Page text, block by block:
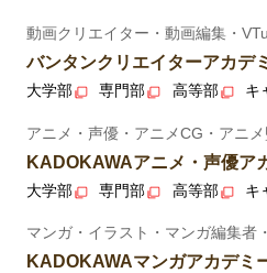
動画クリエイター・動画編集・
バンタンクリエイターアカデ
大学部 専門部 高等部 キ
アニメ・声優・アニメCG・アニ
KADOKAWAアニメ・声優ア
大学部 専門部 高等部 キ
マンガ・イラスト・マンガ編集者
KADOKAWAマンガアカデミ